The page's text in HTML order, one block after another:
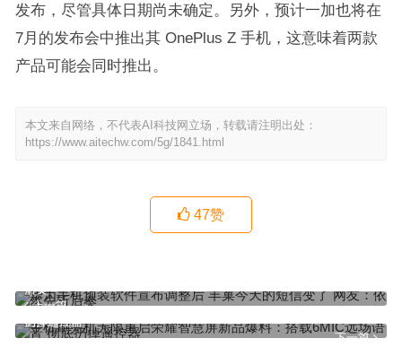
发布，尽管具体日期尚未确定。另外，预计一加也将在
7月的发布会中推出其 OnePlus Z 手机，这意味着两款
产品可能会同时推出。
本文来自网络，不代表AI科技网立场，转载请注明出处：
https://www.aitechw.com/5g/1841.html
47赞
上一篇
后奏
下一篇
手机刷完机无限重启荣耀智慧屏新品爆料：搭载6MIC远场语音 彻底
扔掉遥控器